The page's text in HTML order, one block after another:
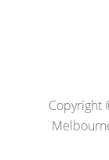
Copyright